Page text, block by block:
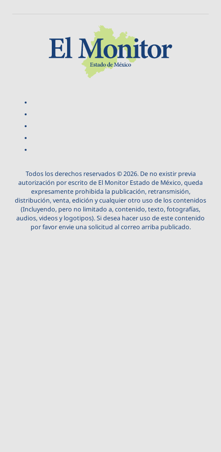
Todos los derechos reservados © 2026. De no existir previa
autorización por escrito de El Monitor Estado de México, queda
expresamente prohibida la publicación, retransmisión,
distribución, venta, edición y cualquier otro uso de los contenidos
(Incluyendo, pero no limitado a, contenido, texto, fotografías,
audios, videos y logotipos). Si desea hacer uso de este contenido
por favor envie una solicitud al correo arriba publicado.